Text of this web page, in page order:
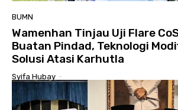
BUMN
Wamenhan Tinjau Uji Flare
Buatan Pindad, Teknologi
Solusi Atasi Karhutla
Syifa Hubay -